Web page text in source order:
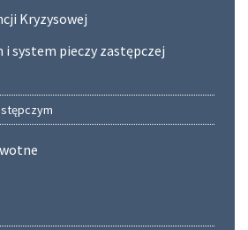
Kryzysowej
i system pieczy zastępczej